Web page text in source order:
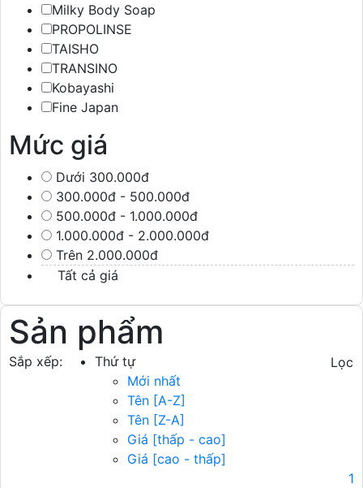
Milky Body Soap
PROPOLINSE
TAISHO
TRANSINO
Kobayashi
Fine Japan
Mức giá
Dưới 300.000đ
300.000đ - 500.000đ
500.000đ - 1.000.000đ
1.000.000đ - 2.000.000đ
Trên 2.000.000đ
Tất cả giá
Sản phẩm
Sắp xếp:
Thứ tự
Mới nhất
Tên [A-Z]
Tên [Z-A]
Giá [thấp - cao]
Giá [cao - thấp]
Lọc
1